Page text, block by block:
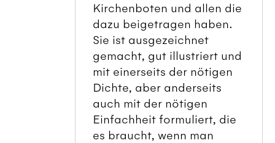
Kirchenboten und allen die
dazu beigetragen haben.
Sie ist ausgezeichnet
gemacht, gut illustriert und
mit einerseits der nötigen
Dichte, aber anderseits
auch mit der nötigen
Einfachheit formuliert, die
es braucht, wenn man